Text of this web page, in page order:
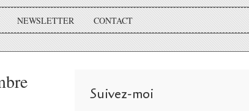
NEWSLETTER CONTACT
Suivez-moi